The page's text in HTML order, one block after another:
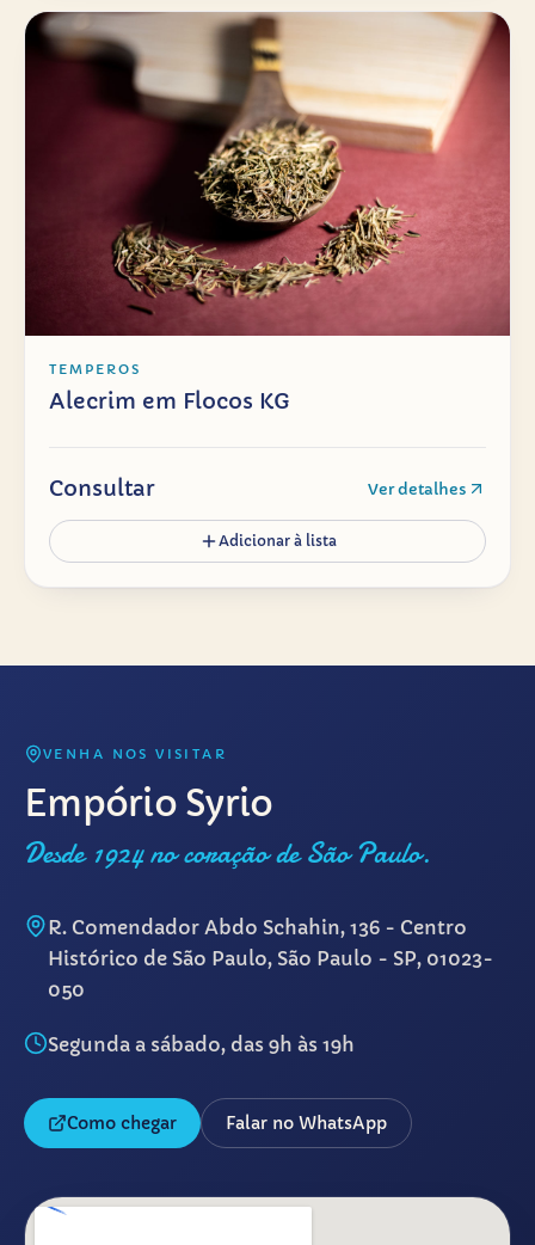
TEMPEROS
Alecrim em Flocos KG
Consultar Ver detalhes
Adicionar à lista
VENHA NOS VISITAR
Empório Syrio
Desde 1924 no coração de São Paulo.
R. Comendador Abdo Schahin, 136 - Centro
Histórico de São Paulo, São Paulo - SP, 01023-
050
Segunda a sábado, das 9h às 19h
Como chegar Falar no WhatsApp